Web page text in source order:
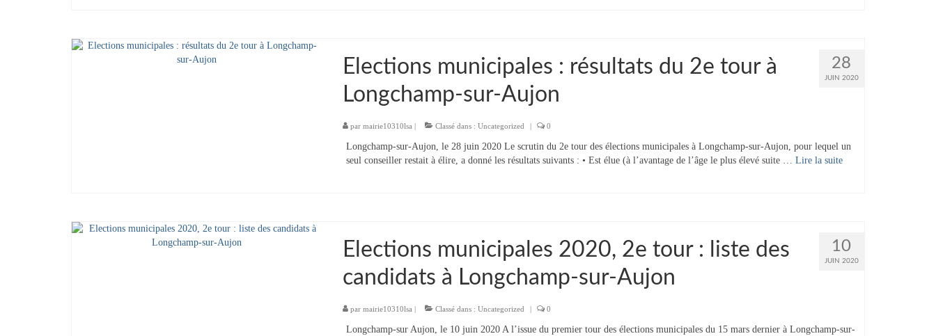
28
JUIN 2020
Elections municipales : résultats du 2e tour à
Longchamp-sur-Aujon
parmairie10310lsa Classé dans :Uncategorized 0
Longchamp-sur-Aujon, le 28 juin 2020 Le scrutin du 2e tour des élections municipales à Longchamp-sur-Aujon, pour lequel un
seul conseiller restait à élire, a donné les résultats suivants : • Est élue (à l’avantage de l’âge le plus élevé suite …Lire la suite­­
10
JUIN 2020
Elections municipales 2020, 2e tour : liste des
candidats à Longchamp-sur-Aujon
parmairie10310lsa Classé dans :Uncategorized 0
Longchamp-sur Aujon, le 10 juin 2020 A l’issue du premier tour des élections municipales du 15 mars dernier à Longchamp-sur-